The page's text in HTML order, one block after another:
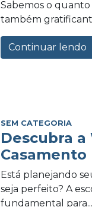
Sabemos o quanto
também
Continuar lendo
SEM CATEGORIA
Descubra
Casamento
Está planejando
seja perfeito? A
fundamental para...